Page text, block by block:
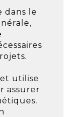
dans le
utilise
assurer